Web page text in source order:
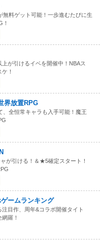
無料ゲット可能！一歩進むたびに生
上が引けるイベを開催中！NBAス
！
界放置RPG
、全恒常キャラも入手可能！魔王
が引ける！＆★5確定スタート！
ゲームランキング
目作、周年&コラボ開催タイト
羅！